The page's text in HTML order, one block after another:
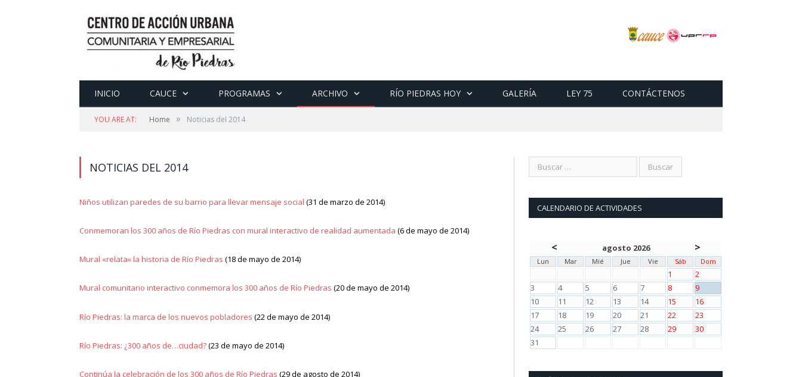
INICIO CAUCE PROGRAMAS ARCHIVO RÍO PIEDRAS HOY GALERÍA LEY 75 CONTÁCTENOS
YOU ARE AT: Home » Noticias del 2014
NOTICIAS DEL 2014
Niños utilizan paredes de su barrio para llevar mensaje social (31 de marzo de 2014)
Conmemoran los 300 años de Río Piedras con mural interactivo de realidad aumentada (6 de mayo de 2014)
Mural «relata» la historia de Río Piedras (18 de mayo de 2014)
Mural comunitario interactivo conmemora los 300 años de Río Piedras (20 de mayo de 2014)
Río Piedras: la marca de los nuevos pobladores (22 de mayo de 2014)
Río Piedras: ¿300 años de…ciudad?(23 de mayo de 2014)
Continúa la celebración de los 300 años de Río Piedras (29 de agosto de 2014)
CALENDARIO DE ACTIVIDADES
< agosto 2026 >
Lun Mar Mié Jue Vie Sáb Dom
1
2
3
4 5 6 7 8
9
10
11 12 13 14 15
16
17
18 19 20 21 22
23
24
25 26 27 28 29
30
31